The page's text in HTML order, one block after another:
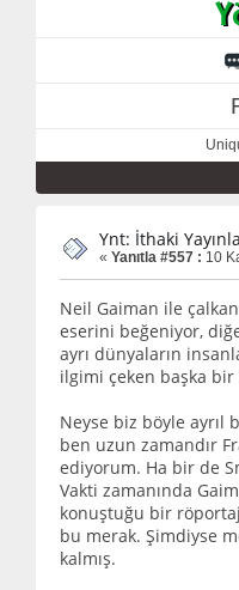
Ynt: İthaki
« Yanıtla #557 : 10
Neil Gaiman ile
eserini beğeniyor,
ayrı dünyaların
ilgimi çeken başka bir
Neyse biz böyle ayrıl
ben uzun zamandır
ediyorum. Ha bir de
Vakti zamanında
konuştuğu bir
bu merak. Şimdiyse
kalmış.